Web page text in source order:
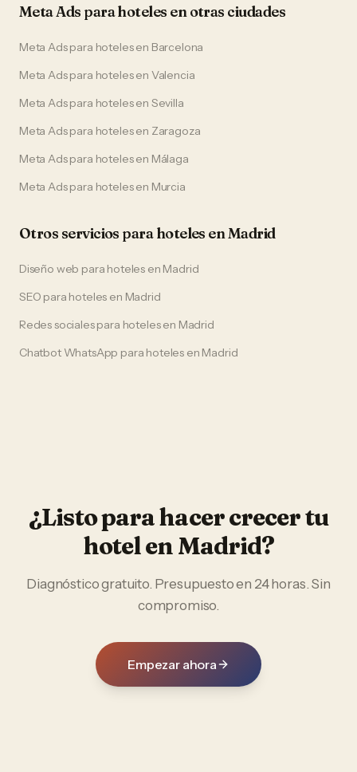
Meta Ads parahoteles en otras ciudades
Meta Adspara hotelesen Barcelona
Meta Adspara hotelesen Valencia
Meta Adspara hotelesen Sevilla
Meta Adspara hotelesen Zaragoza
Meta Adspara hotelesen Málaga
Meta Adspara hotelesen Murcia
Otros servicios parahoteles enMadrid
Diseño web para hoteles en Madrid
SEO para hoteles en Madrid
Redes socialespara hotelesen Madrid
Chatbot WhatsApp para hoteles en Madrid
¿Listo para hacer crecer tu
hotelenMadrid?
Diagnóstico gratuito. Presupuesto en 24 horas. Sin
compromiso.
Empezar ahora